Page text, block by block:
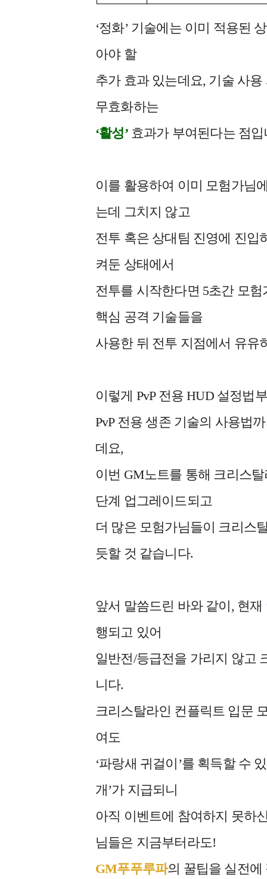
‘정화’ 기술에는 이미 적용된
아야 할
추가 효과 있는데요, 기술 사
무효화하는
‘활성’ 효과가 부여된다는 점
이를 활용하여 이미 모험가님
는데 그치지 않고
전투 혹은 상대팀 진영에 진입
켜둔 상태에서
전투를 시작한다면 5초간 모
핵심 공격 기술들을
사용한 뒤 전투 지점에서 유유
이렇게 PvP 전용 HUD 설정법
PvP 전용 생존 기술의 사용법
데요,
이번 GM노트를 통해 크리스
단계 업그레이드되고
더 많은 모험가님들이 크리스
듯할 것 같습니다.
앞서 말씀드린 바와 같이, 현재
행되고 있어
일반전/등급전을 가리지 않고
니다.
크리스탈라인 컨플릭트 입문
여도
‘파랑새 귀걸이’를 획득할 수
개’가 지급되니
아직 이벤트에 참여하지 못하
님들은 지금부터라도!
GM푸푸루파의 꿀팁을 실전에